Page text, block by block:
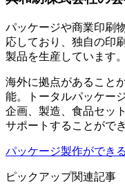
パッケージや商業印刷
応しており、 独自の印
製品を生産しています。
海外に拠点があること
能。トータルパッケー
企画、製造、食品セッ
サポートすることができ
パッケージ製作ができ
ピックアップ関連記事